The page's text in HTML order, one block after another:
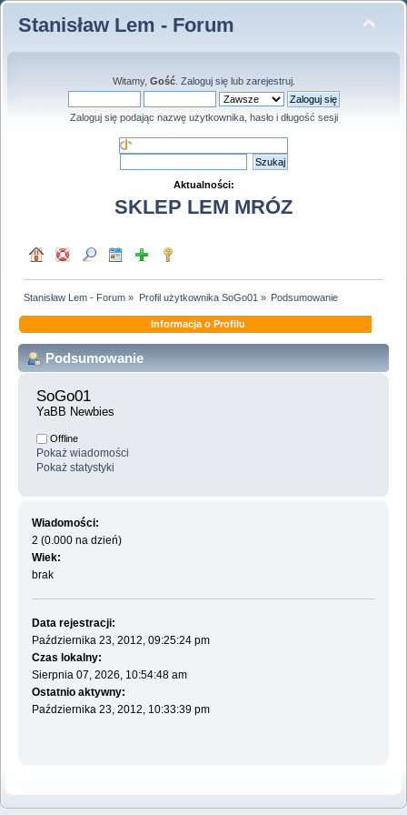
Stanisław Lem - Forum
Witamy, Gość. Zaloguj sięlub zarejestruj.
Zaloguj się podając nazwę użytkownika, hasło i długość sesji
Aktualności:
SKLEP LEM MRÓZ
Stanisław Lem - Forum » Profil użytkownika SoGo01 » Podsumowanie
Informacja o Profilu
Podsumowanie
SoGo01
YaBB Newbies
Offline
Pokaż wiadomości
Pokaż statystyki
Wiadomości:
2 (0.000 na dzień)
Wiek:
brak
Data rejestracji:
Października 23, 2012, 09:25:24 pm
Czas lokalny:
Sierpnia 07, 2026, 10:54:48 am
Ostatnio aktywny:
Października 23, 2012, 10:33:39 pm